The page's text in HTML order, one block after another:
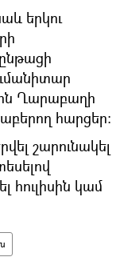
երկու
Ղարաբաղի
հարցեր:
շարունակել
կամ